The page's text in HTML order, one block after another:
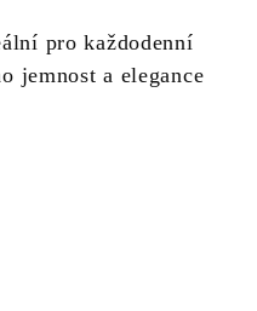
pro každodenní
jemnost a elegance